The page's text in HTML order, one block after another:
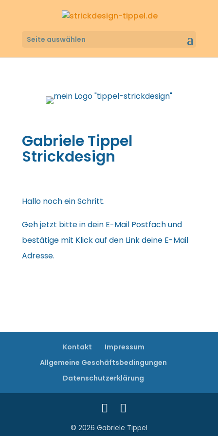
Seite auswählen
Gabriele Tippel
Strickdesign
Hallo noch ein Schritt.
Geh jetzt bitte in dein E-Mail Postfach und
bestätige mit Klick auf den Link deine E-Mail
Adresse.
Kontakt
Impressum
Allgemeine Geschäftsbedingungen
Datenschutzerklärung
© 2026 Gabriele Tippel